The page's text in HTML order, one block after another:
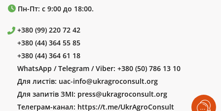
Пн-Пт: с 9:00 до 18:00.
+380 (99) 220 72 42
+380 (44) 364 55 85
+380 (44) 364 61 18
WhatsApp / Telegram / Viber: +380 (50) 786 13 10
Для листів: uac-info@ukragroconsult.org
Для запитів ЗМІ: press@ukragroconsult.org
Телеграм-канал: https://t.me/UkrAgroConsult